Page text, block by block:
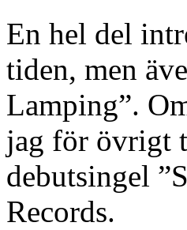
En hel del
tiden, men
Lamping”.
jag för övrigt
debutsingel
Records.